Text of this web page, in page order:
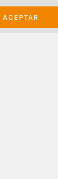
ACEPTAR